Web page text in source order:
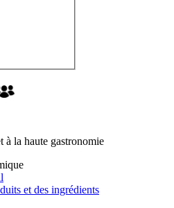
à la haute gastronomie
et des ingrédients